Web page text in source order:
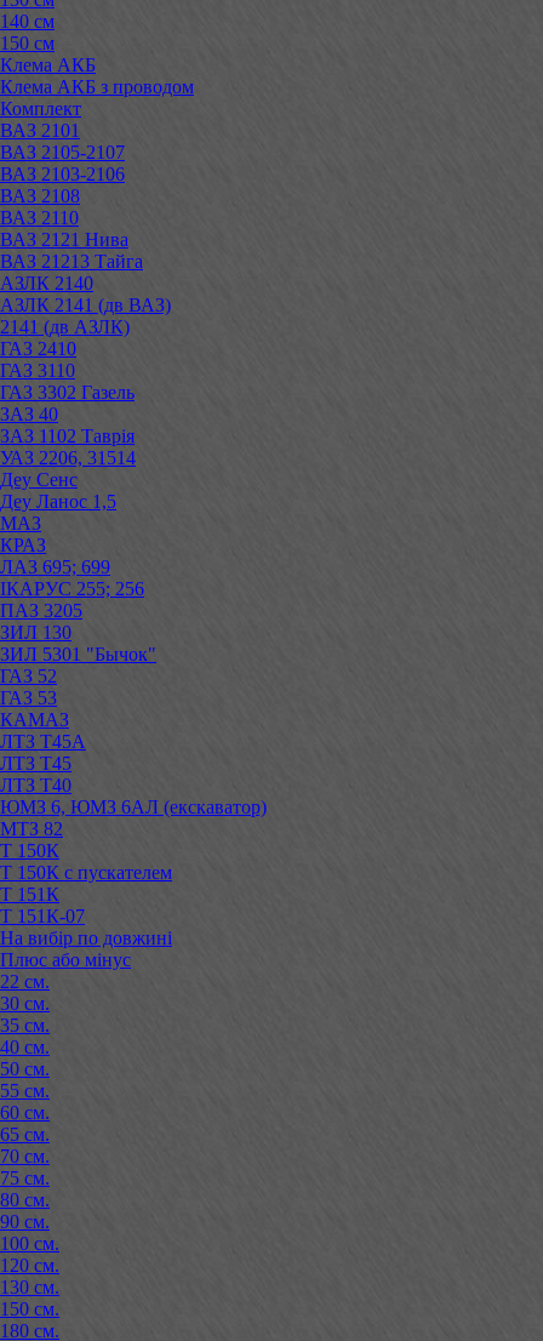
140 см
150 см
Клема АКБ
Клема АКБ з проводом
Комплект
ВАЗ 2101
ВАЗ 2105-2107
ВАЗ 2103-2106
ВАЗ 2108
ВАЗ 2110
ВАЗ 2121 Нива
ВАЗ 21213 Тайга
АЗЛК 2140
АЗЛК 2141 (дв ВАЗ)
2141 (дв АЗЛК)
ГАЗ 2410
ГАЗ 3110
ГАЗ 3302 Газель
ЗАЗ 40
ЗАЗ 1102 Таврія
УАЗ 2206, 31514
Деу Сенс
Деу Ланос 1,5
МАЗ
КРАЗ
ЛАЗ 695; 699
ІКАРУС 255; 256
ПАЗ 3205
ЗИЛ 130
ЗИЛ 5301 "Бычок"
ГАЗ 52
ГАЗ 53
КАМАЗ
ЛТЗ Т45А
ЛТЗ Т45
ЛТЗ Т40
ЮМЗ 6, ЮМЗ 6АЛ (екскаватор)
МТЗ 82
Т 150К
Т 150К с пускателем
Т 151К
Т 151К-07
На вибір по довжині
Плюс або мінус
22 см.
30 см.
35 см.
40 см.
50 см.
55 см.
60 см.
65 см.
70 см.
75 см.
80 см.
90 см.
100 см.
120 см.
130 см.
150 см.
180 см.